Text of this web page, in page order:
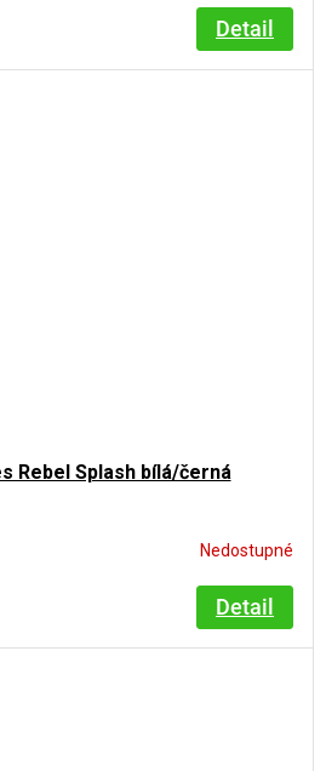
Detail
Rebel Splash bílá/černá
Nedostupné
Detail